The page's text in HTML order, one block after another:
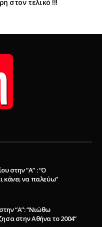
στον τελικό !!!
στην “Α” : “Ο
κάνει να παλεύω”
“A”: “Νιώθω
στην Αθήνα το 2004”